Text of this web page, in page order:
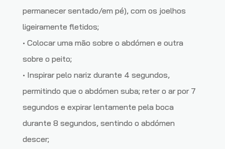
permanecer sentado/em pé), com os joelhos
ligeiramente fletidos;
• Colocar uma mão sobre o abdómen e outra
sobre o peito;
• Inspirar pelo nariz durante 4 segundos,
permitindo que o abdómen suba; reter o ar por 7
segundos e expirar lentamente pela boca
durante 8 segundos, sentindo o abdómen
descer;